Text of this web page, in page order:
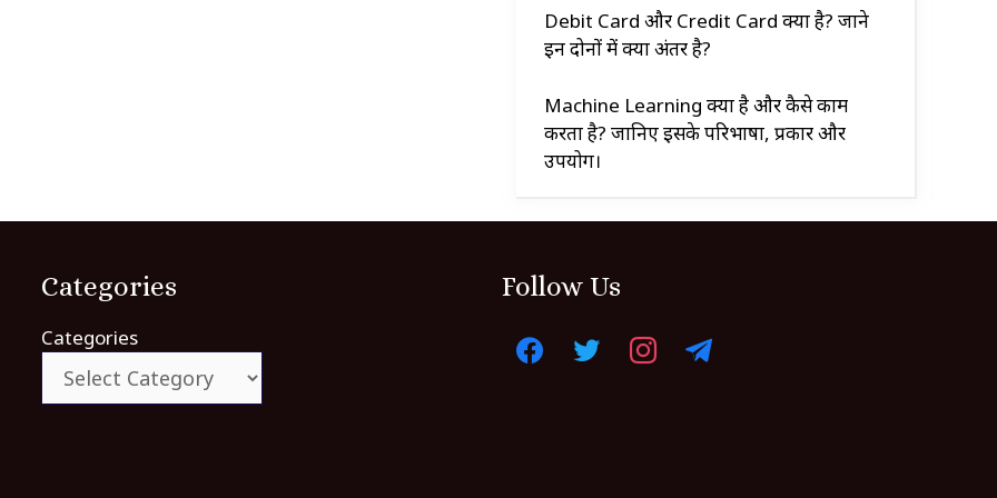
Debit Card और Credit Card क्या है? जाने
इन दोनों में क्या अंतर है?
Machine Learning क्या है और कैसे काम
करता है? जानिए इसके परिभाषा, प्रकार और
उपयोग।
Categories
Categories
Follow Us